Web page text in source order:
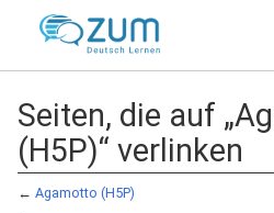
Seiten, die auf
(H5P)“ verlinken
← Agamotto (H5P)